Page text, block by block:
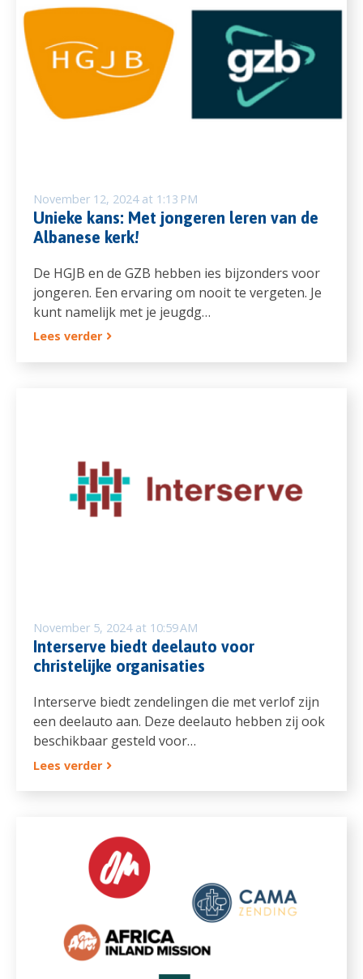
November 12, 2024 at 1:13 PM
Unieke kans: Met jongeren leren van de
Albanese kerk!
De HGJB en de GZB hebben ies bijzonders voor
jongeren. Een ervaring om nooit te vergeten. Je
kunt namelijk met je jeugdg…
Lees verder
November 5, 2024 at 10:59 AM
Interserve biedt deelauto voor
christelijke organisaties
Interserve biedt zendelingen die met verlof zijn
een deelauto aan. Deze deelauto hebben zij ook
beschikbaar gesteld voor…
Lees verder